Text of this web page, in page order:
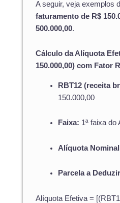
A seguir, veja exemplos
faturamento de R$
500.000,00.
Cálculo da Alíquota
150.000,00) com Fator
RBT12 (receita
150.000,00
Faixa: 1ª faixa do
Alíquota
Parcela a
Alíquota Efetiva =